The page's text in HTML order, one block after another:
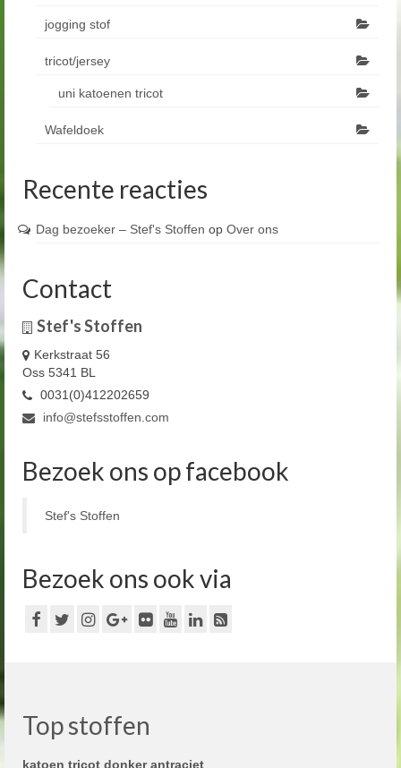
jogging stof
tricot/jersey
uni katoenen tricot
Wafeldoek
Recente reacties
Dag bezoeker – Stef's Stoffen op Over ons
Contact
Stef's Stoffen
Kerkstraat 56
Oss 5341 BL
0031(0)412202659
info@stefsstoffen.com
Bezoek ons op facebook
Stef's Stoffen
Bezoek ons ook via
Top stoffen
katoen tricot donker antraciet